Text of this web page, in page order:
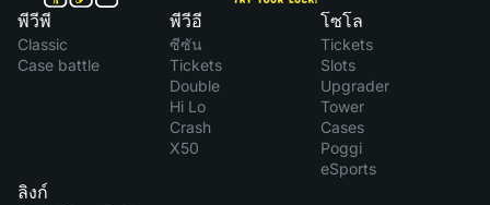
พีวีพี
Classic
Case battle
พีวีอี
ซีซัน
Tickets
Double
Hi Lo
Crash
X50
โซโล
Tickets
Slots
Upgrader
Tower
Cases
Poggi
eSports
ลิงก์